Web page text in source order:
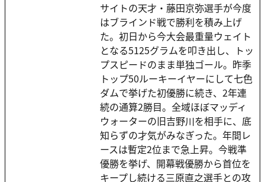
サイトの天才・藤田京弥選手が今度
はブラインド戦で勝利を積み上げ
た。初日から今大会最重量ウェイト
となる5125グラムを叩き出し、トッ
プスピードのまま単独ゴール。昨季
トップ50ルーキーイヤーにして七色
ダムで挙げた初優勝に続き、2年連
続の通算2勝目。全域ほぼマッディ
ウォーターの旧吉野川を相手に、底
知らずの才気がみなぎった。年間レ
ースは暫定2位まで急上昇。今戦準
優勝を挙げ、開幕戦優勝から首位を
キープし続ける三原直之選手との攻